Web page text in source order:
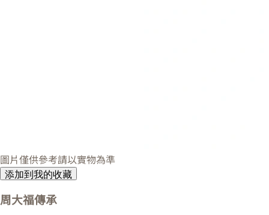
圖片僅供參考請以實物為準
添加到我的收藏
周大福傳承